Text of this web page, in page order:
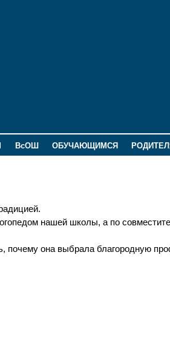
ВсОШ ОБУЧАЮЩИМСЯ
нашей школы, а по
почему она выбрала благородную